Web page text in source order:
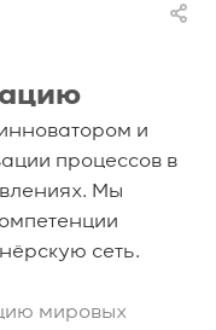
и
процессов в
Мы
сеть.
мировых